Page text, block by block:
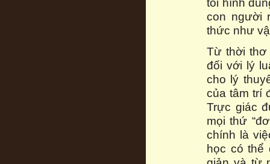
con người
thức như
Từ thời thơ
đối với lý
cho lý
của tâm trí
Trực giác
mọi thứ
chính là
học có thể